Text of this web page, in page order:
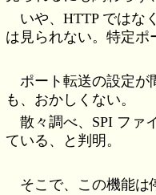
いや、HTTP ではな
は見られない。特定ポ
ポート転送の設定が
も、おかしくない。
散々調べ、SPI ファ
ている、と判明。
そこで、この機能は